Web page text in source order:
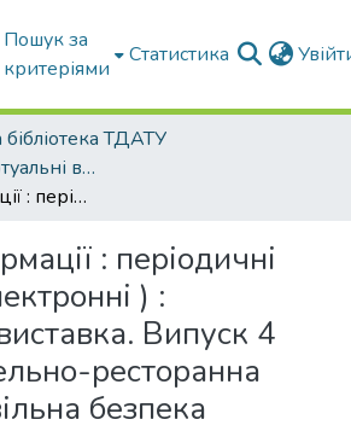
Пошук за
критеріями
Статистика
ТДАТУ
Презентації, віртуальні виставки наукової бібліотеки
У вирії інформації : періодичні видання (електронні ) : віртуальна виставка. Випуск 4 Туризм. Готельно-ресторанна справа. Цивільна безпека
: періодичні
) :
Випуск 4
ресторанна
безпека